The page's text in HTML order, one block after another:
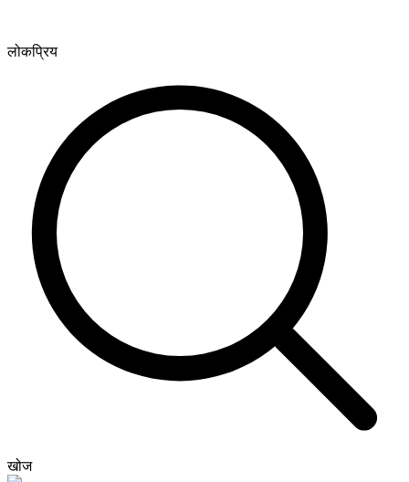
लोकप्रिय
खोज